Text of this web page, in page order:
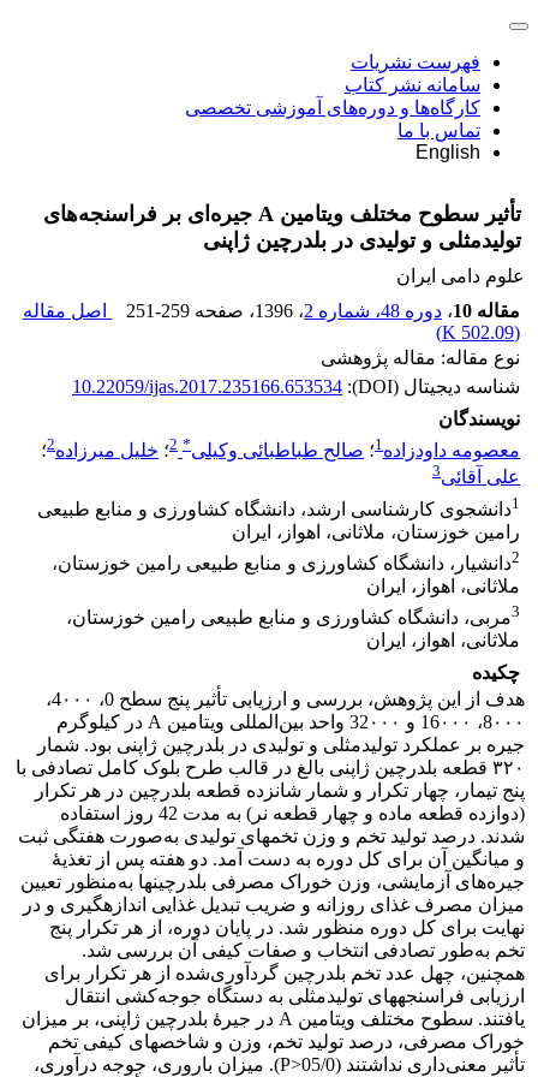
فهرست نشریات
سامانه نشر کتاب
کارگاه‌ها و دوره‌های آموزشی تخصصی
تماس با ما
English
تأثیر سطوح مختلف ویتامین A جیره‌ای بر فراسنجه‌های
تولیدمثلی و تولیدی در بلدرچین ژاپنی
علوم دامی ایران
مقاله 10
، دوره 48، شماره 2 ، 1396 ، صفحه 251-259
اصل مقاله
(
502.09 K
)
نوع مقاله: مقاله پژوهشی
شناسه دیجیتال (DOI):
10.22059/ijas.2017.235166.653534
نویسندگان
معصومه داودزاده1؛ صالح طباطبائی وکیلی*
2؛ خلیل میرزاده2؛
علی آقائی3
1دانشجوی کارشناسی ارشد، دانشگاه کشاورزی و منابع طبیعی
رامین خوزستان، ملاثانی، اهواز، ایران
2دانشیار، دانشگاه کشاورزی و منابع طبیعی رامین خوزستان،
ملاثانی، اهواز، ایران
3مربی، دانشگاه کشاورزی و منابع طبیعی رامین خوزستان،
ملاثانی، اهواز، ایران
چکیده
هدف از این پژوهش، بررسی و ارزیابی تأثیر پنج سطح 0، 4۰۰۰،
8۰۰۰، 16۰۰۰ و 32۰۰۰ واحد بین‌المللی ویتامین A در کیلوگرم
جیره بر عملکرد تولیدمثلی و تولیدی در بلدرچین ژاپنی بود. شمار
۳۲۰ قطعه بلدرچین ژاپنی بالغ در قالب طرح بلوک کامل تصادفی با
پنج تیمار، چهار تکرار و شمار شانزده قطعه بلدرچین در هر تکرار
(دوازده قطعه ماده و چهار قطعه نر) به مدت 42 روز استفاده
شدند. درصد تولید تخم و وزن تخم­های تولیدی به‌صورت هفتگی ثبت
و میانگین آن برای کل دوره به دست آمد. دو هفته پس از تغذیۀ
جیره‌های آزمایشی، وزن خوراک مصرفی بلدرچین­ها به‌منظور تعیین
میزان مصرف غذای روزانه و ضریب تبدیل غذایی اندازه­گیری و در
نهایت برای کل دوره منظور شد. در پایان دوره، از هر تکرار پنج
تخم به‌طور تصادفی انتخاب و صفات کیفی آن بررسی شد.
همچنین، چهل عدد تخم بلدرچین گردآوری‌شده از هر تکرار برای
ارزیابی فراسنجه­های تولیدمثلی به دستگاه جوجه‌کشی انتقال
یافتند. سطوح مختلف ویتامین A در جیرۀ بلدرچین ژاپنی، بر میزان
خوراک مصرفی، درصد تولید تخم، وزن و شاخص­های کیفی تخم
تأثیر معنی‌داری نداشتند (05/0<P). میزان باروری، جوجه درآوری،